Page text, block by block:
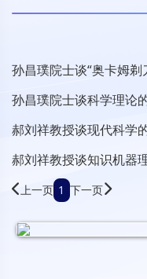
孙昌璞院士谈“奥卡姆剃
孙昌璞院士谈科学理论
郝刘祥教授谈现代科学
郝刘祥教授谈知识机器
上一页 1 下一页